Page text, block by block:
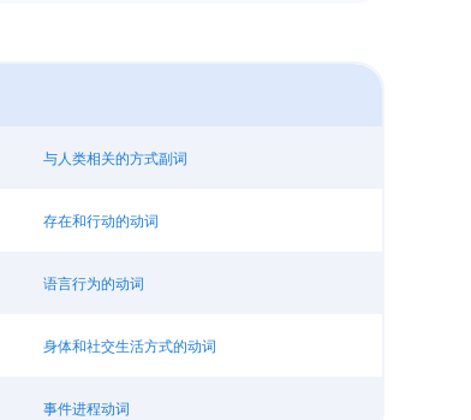
与人类相关的方式副词
存在和行动的动词
语言行为的动词
身体和社交生活方式的动词
事件进程动词